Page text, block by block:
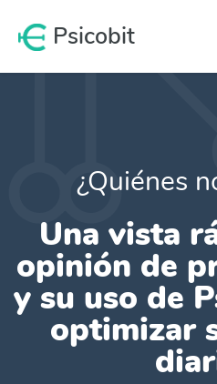
Psicobit
¿Quiénes
Invita
Iniciar
Pruébalo
¿Quiénes
Una vista
opinión de
y su uso de
optimizar